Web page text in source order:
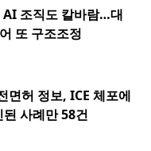
AI 조직도 칼바람…대
또 구조조정
면허 정보, ICE 체포에
사례만 58건